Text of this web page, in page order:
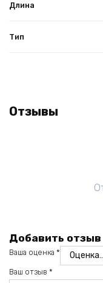
Длина
Тип
Отзывы
Добавить отзыв
Ваша оценка *
Ваш отзыв *